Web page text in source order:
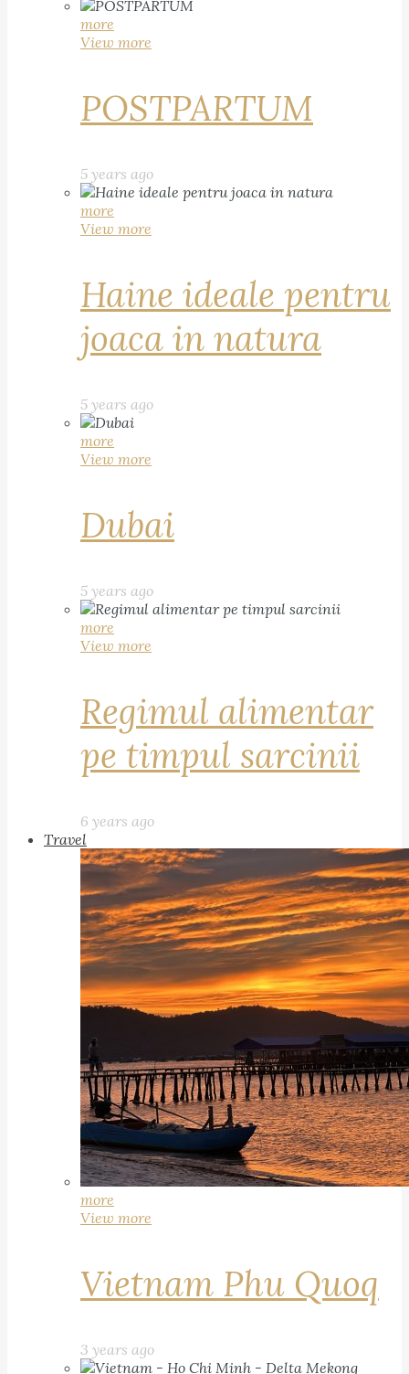
more
View more
POSTPARTUM
5 years ago
more
View more
Haine ideale pentru
joaca in natura
5 years ago
more
View more
Dubai
5 years ago
more
View more
Regimul alimentar
pe timpul sarcinii
6 years ago
Travel
more
View more
Vietnam Phu Quoq
3 years ago